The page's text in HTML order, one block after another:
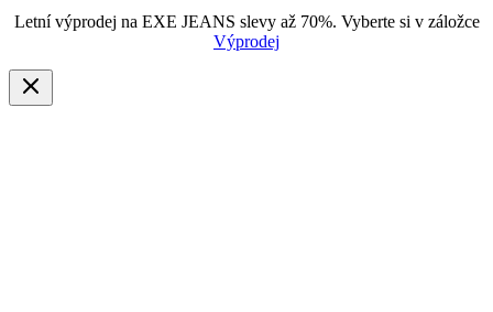
Letní výprodej na EXE JEANS slevy až 70%. Vyberte si v záložce
Výprodej